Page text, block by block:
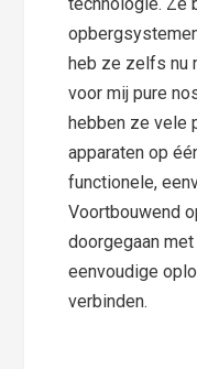
heb ze zelfs nu
voor mij pure
hebben ze vele
apparaten op
functionele,
Voortbouwend
doorgegaan
eenvoudige
verbinden.